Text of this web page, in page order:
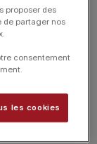
proposer des
de partager nos
consentement
les cookies